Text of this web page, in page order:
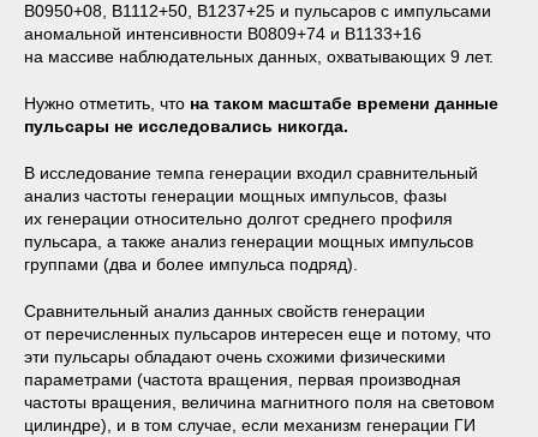
B0950+08, B1112+50, B1237+25 и пульсаров с импульсами
аномальной интенсивности B0809+74 и B1133+16
на массиве наблюдательных данных, охватывающих 9 лет.
Нужно отметить, что на таком масштабе времени данные
пульсары не исследовались никогда.
В исследование темпа генерации входил сравнительный
анализ частоты генерации мощных импульсов, фазы
их генерации относительно долгот среднего профиля
пульсара, а также анализ генерации мощных импульсов
группами (два и более импульса подряд).
Сравнительный анализ данных свойств генерации
от перечисленных пульсаров интересен еще и потому, что
эти пульсары обладают очень схожими физическими
параметрами (частота вращения, первая производная
частоты вращения, величина магнитного поля на световом
цилиндре), и в том случае, если механизм генерации ГИ